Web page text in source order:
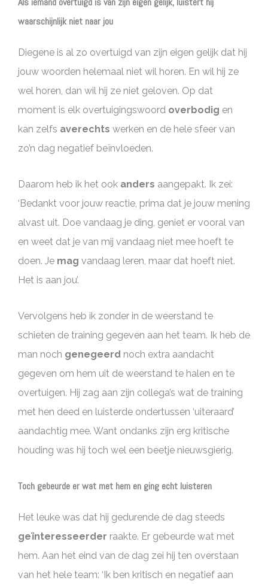
waarschijnlijk niet naar jou
Diegene is al zo overtuigd van zijn eigen gelijk dat hij
jouw woorden helemaal niet wil horen. En wil hij ze
wel horen, dan wil hij ze niet geloven. Op dat
moment is elk overtuigingswoord overbodig en
kan zelfs averechts werken en de hele sfeer van
zo’n dag negatief beïnvloeden.
Daarom heb ik het ook anders aangepakt. Ik zei:
‘Bedankt voor jouw reactie, prima dat je jouw mening
alvast uit. Doe vandaag je ding, geniet er vooral van
en weet dat je van mij vandaag niet mee hoeft te
doen. Je mag vandaag leren, maar dat hoeft niet.
Het is aan jou’.
Vervolgens heb ik zonder in de weerstand te
schieten de training gegeven aan het team. Ik heb de
man noch genegeerd noch extra aandacht
gegeven om hem uit de weerstand te halen en te
overtuigen. Hij zag aan zijn collega’s wat de training
met hen deed en luisterde ondertussen ‘uiteraard’
aandachtig mee. Want ondanks zijn erg kritische
houding was hij toch wel een beetje nieuwsgierig.
Toch gebeurde er wat met hem en ging echt luisteren
Het leuke was dat hij gedurende de dag steeds
geïnteresseerder raakte. Er gebeurde wat met
hem. Aan het eind van de dag zei hij ten overstaan
van het hele team: ‘Ik ben kritisch en negatief aan